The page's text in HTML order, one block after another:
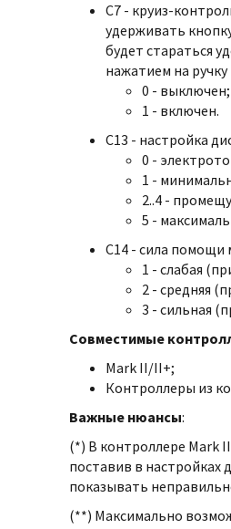
С7 - круиз-
удерживать
будет стараться
нажатием на
0 - выключен;
1 - включен.
С13 - настройка
0 -
1 -
2..4 -
5 -
C14 - сила помощи
1 - слабая
2 - средняя
3 - сильная
Совместимые
Mark II/II+;
Контроллеры из
Важные нюансы:
(*) В контроллере Mark
поставив в настройках
показывать
(**) Максимально